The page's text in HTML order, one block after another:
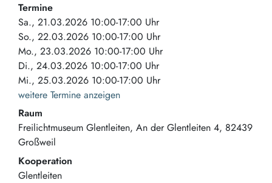
Termine
Sa., 21.03.2026 10:00-17:00 Uhr
So., 22.03.2026 10:00-17:00 Uhr
Mo., 23.03.2026 10:00-17:00 Uhr
Di., 24.03.2026 10:00-17:00 Uhr
Mi., 25.03.2026 10:00-17:00 Uhr
weitere Termine anzeigen
Raum
Freilichtmuseum Glentleiten An der Glentleiten 4 82439
Großweil
Kooperation
Glentleiten